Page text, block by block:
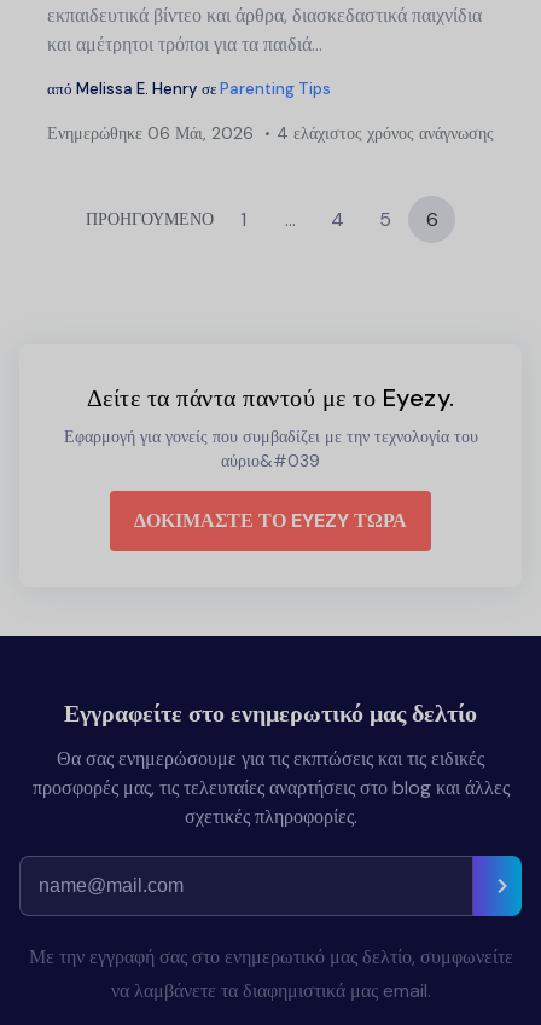
εκπαιδευτικά βίντεο και άρθρα, διασκεδαστικά παιχνίδια
και αμέτρητοι τρόποι για τα παιδιά...
από Melissa E. Henry σεParenting Tips
Ενημερώθηκε 06 Μάι, 2026 4 ελάχιστος χρόνος ανάγνωσης
ΠΡΟΗΓΟΥΜΕΝΟ 1 … 4 5 6
Δείτε τα πάντα παντού με το Eyezy.
Εφαρμογή για γονείς που συμβαδίζει με την τεχνολογία του
αύριο&#039
ΔΟΚΙΜΑΣΤΕ ΤΟ EYEZY ΤΩΡΑ
Εγγραφείτε στο ενημερωτικό μας δελτίο
Θα σας ενημερώσουμε για τις εκπτώσεις και τις ειδικές
προσφορές μας, τις τελευταίες αναρτήσεις στο blog και άλλες
σχετικές πληροφορίες.
Με την εγγραφή σας στο ενημερωτικό μας δελτίο, συμφωνείτε
να λαμβάνετε τα διαφημιστικά μας email.